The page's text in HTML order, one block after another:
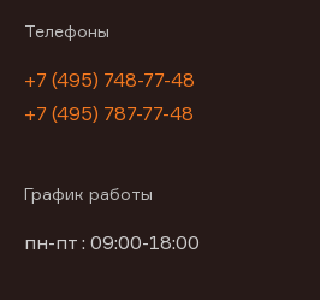
Телефоны
+7 (495) 748-77-48
+7 (495) 787-77-48
График работы
пн-пт : 09:00-18:00